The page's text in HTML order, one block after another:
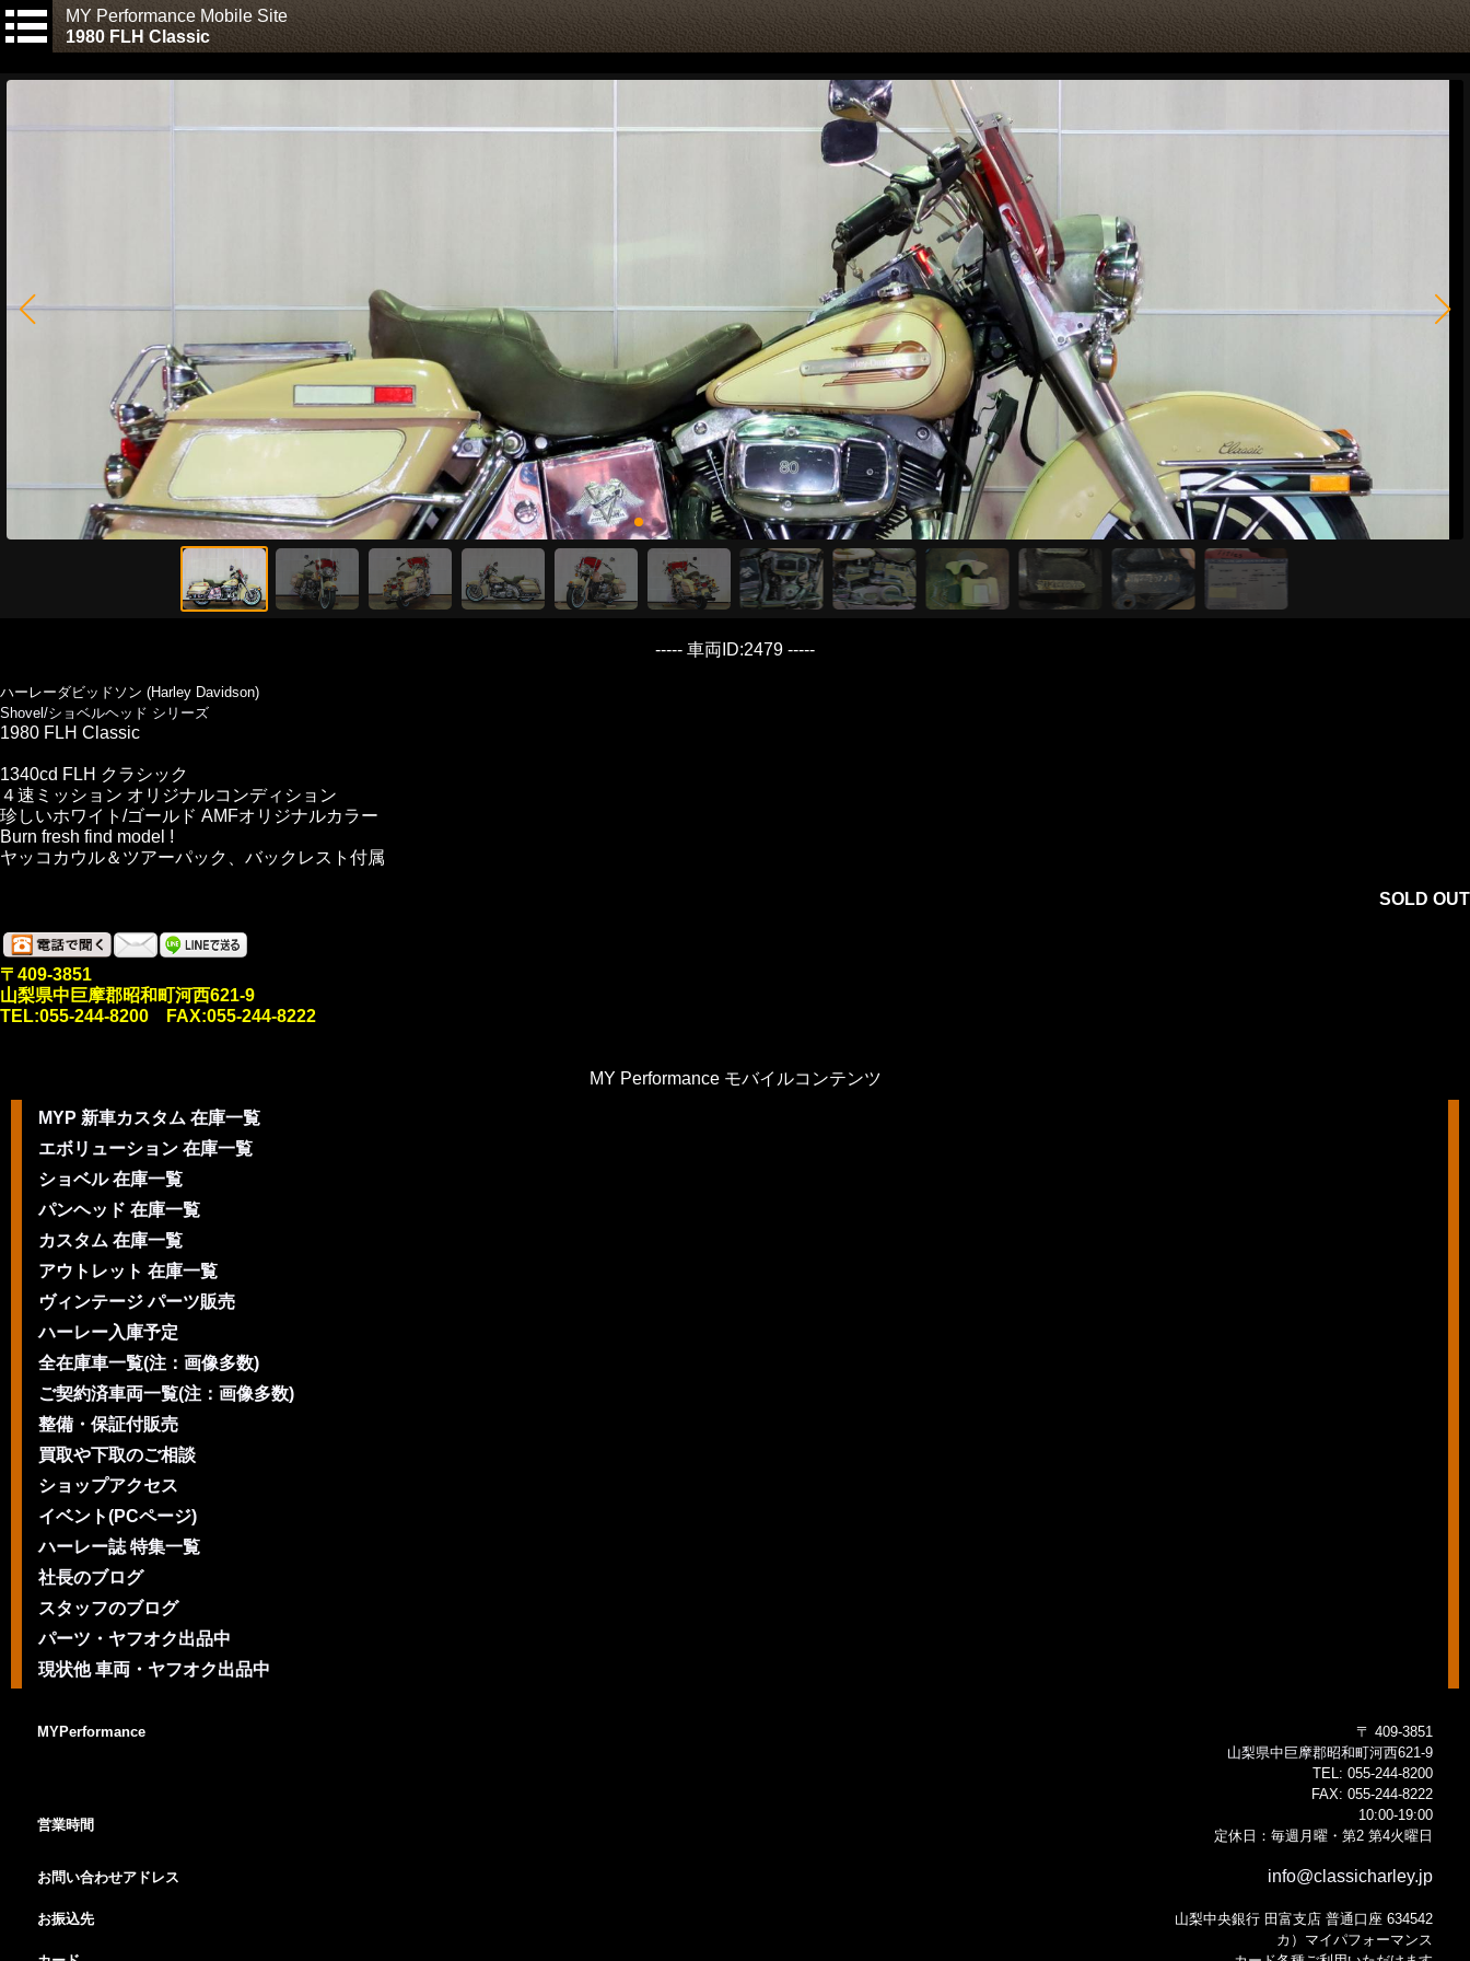
MY Performance Mobile Site
1980 FLH Classic
----- 車両ID:2479 -----
ハーレーダビッドソン (Harley Davidson)
Shovel/ショベルヘッド シリーズ
1980 FLH Classic
1340cd FLH クラシック
４速ミッション オリジナルコンディション
珍しいホワイト/ゴールド AMFオリジナルカラー
Burn fresh find model !
ヤッコカウル＆ツアーパック、バックレスト付属
SOLD OUT
〒409-3851
山梨県中巨摩郡昭和町河西621-9
TEL:055-244-8200 FAX:055-244-8222
MY Performance モバイルコンテンツ
MYP 新車カスタム 在庫一覧
エボリューション 在庫一覧
ショベル 在庫一覧
パンヘッド 在庫一覧
カスタム 在庫一覧
アウトレット 在庫一覧
ヴィンテージ パーツ販売
ハーレー入庫予定
全在庫車一覧(注：画像多数)
ご契約済車両一覧(注：画像多数)
整備・保証付販売
買取や下取のご相談
ショップアクセス
イベント(PCページ)
ハーレー誌 特集一覧
社長のブログ
スタッフのブログ
パーツ・ヤフオク出品中
現状他 車両・ヤフオク出品中
MYPerformance
〒 409-3851
山梨県中巨摩郡昭和町河西621-9
TEL: 055-244-8200
FAX: 055-244-8222
営業時間
10:00-19:00
定休日：毎週月曜・第2 第4火曜日
お問い合わせアドレス info@classicharley.jp
お振込先
山梨中央銀行 田富支店 普通口座 634542
カ）マイパフォーマンス